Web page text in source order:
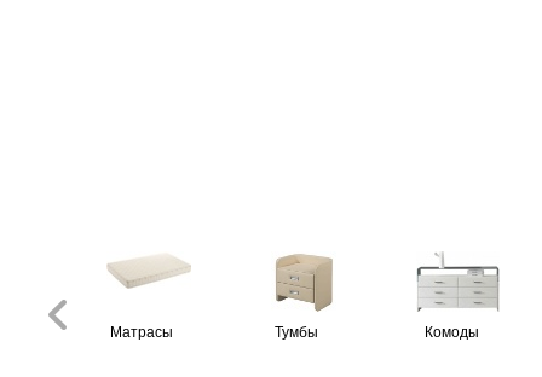
Матрасы Тумбы Комоды